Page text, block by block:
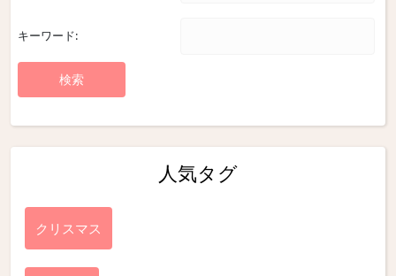
キーワード:
人気タグ
クリスマス